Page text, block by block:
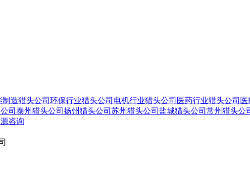
制造猎头公司 环保行业猎头公司 电机行业猎头公司 医药行业猎头公司
司 泰州猎头公司 扬州猎头公司 苏州猎头公司 盐城猎头公司 常州猎头公
咨询